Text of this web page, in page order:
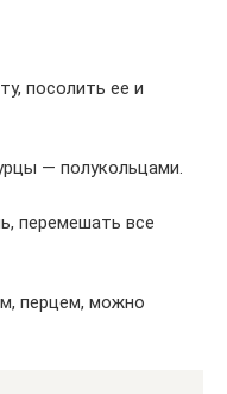
посолить ее и
— полукольцами.
перемешать все
перцем, можно